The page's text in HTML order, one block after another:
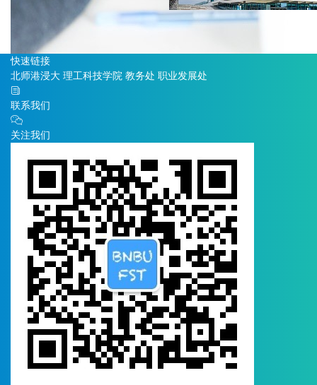
快速链接
北师港浸大 理工科技学院 教务处 职业发展处
联系我们
关注我们